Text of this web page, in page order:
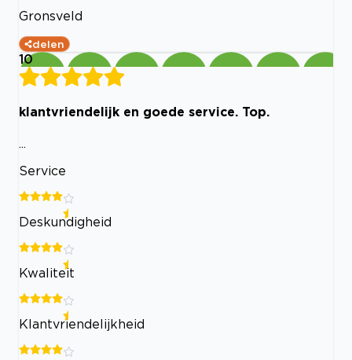
Gronsveld
delen
10
klantvriendelijk en goede service. Top.
...
Service
Deskundigheid
Kwaliteit
Klantvriendelijkheid